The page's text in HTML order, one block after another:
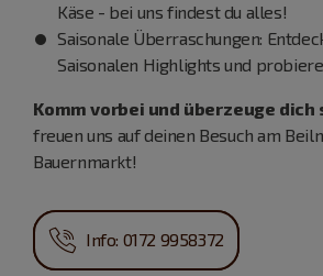
Käse - bei uns findest du alles!
Saisonale Überraschungen:
Saisonalen Highlights und
Komm vorbei und überzeuge
freuen uns auf deinen Besuch am
Bauernmarkt!
Info: 0172 9958372